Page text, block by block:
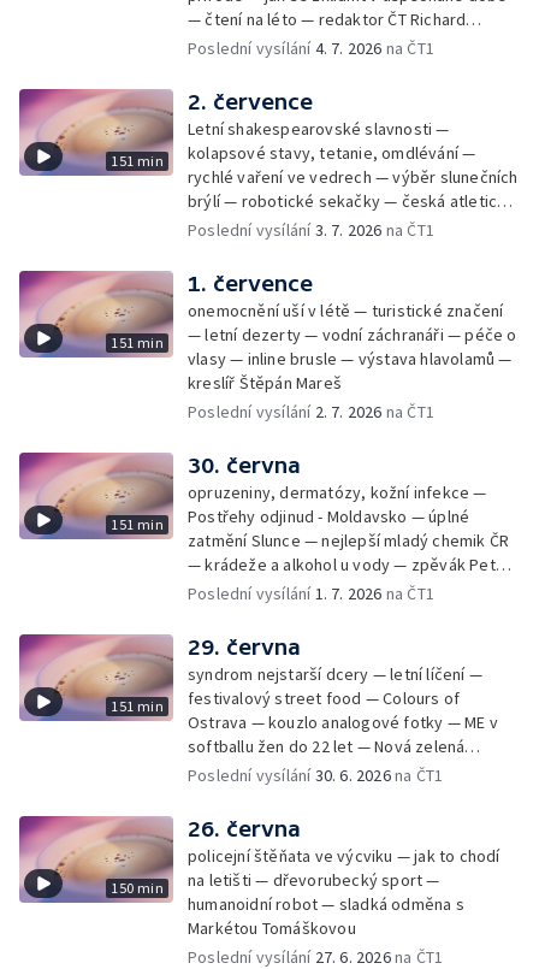
— čtení na léto — redaktor ČT Richard
Samko
Poslední vysílání4. 7. 2026 na ČT1
151 min
2. července
Letní shakespearovské slavnosti —
kolapsové stavy, tetanie, omdlévání —
rychlé vaření ve vedrech — výběr slunečních
brýlí — robotické sekačky — česká atletická
rekordmanka — psí seriál: výmarský
Poslední vysílání3. 7. 2026 na ČT1
151 min
1. července
onemocnění uší v létě — turistické značení
— letní dezerty — vodní záchranáři — péče o
vlasy — inline brusle — výstava hlavolamů —
kreslíř Štěpán Mareš
Poslední vysílání 2. 7. 2026 na ČT1
151 min
30. června
opruzeniny, dermatózy, kožní infekce —
Postřehy odjinud - Moldavsko — úplné
zatmění Slunce — nejlepší mladý chemik ČR
— krádeže a alkohol u vody — zpěvák Peter
Cmorik
Poslední vysílání1. 7. 2026 na ČT1
151 min
29. června
syndrom nejstarší dcery — letní líčení —
festivalový street food — Colours of
Ostrava — kouzlo analogové fotky — ME v
softballu žen do 22 let — Nová zelená
úsporám — Global Teacher Prize Czech
Poslední vysílání30. 6. 2026na ČT1
150 min
26. června
policejní štěňata ve výcviku — jak to chodí
na letišti — dřevorubecký sport —
humanoidní robot — sladká odměna s
Markétou Tomáškovou
Poslední vysílání 27. 6. 2026na ČT1